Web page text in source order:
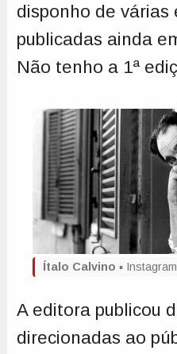
disponho de várias
publicadas ainda
Não tenho a 1ª
Ítalo Calvino ▪️
A editora publicou
direcionadas ao